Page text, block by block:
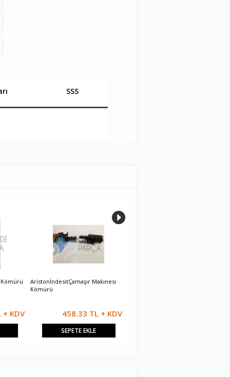
SSS
Kömürü
+ KDV
AristonİndesitÇamaşır Makinesi
Kömürü
458.33 TL + KDV
SEPETE EKLE